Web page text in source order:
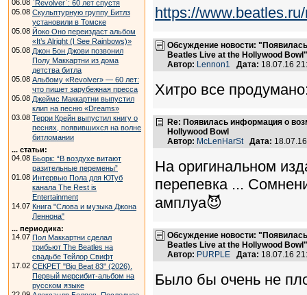
06.08 `Revolver`: 60 лет спустя
05.08 Скульптурную группу Битлз
установили в Томске
05.08 Йоко Оно переиздаст альбом
«It’s Alright (I See Rainbows)»
05.08 Джон Бон Джови позвонил
Полу Маккартни из дома
детства битла
05.08 Альбому «Revolver» — 60 лет:
что пишет зарубежная пресса
05.08 Джеймс Маккартни выпустил
клип на песню «Dreams»
03.08 Терри Крейн выпустил книгу о
песнях, появившихся на волне
битломании
... статьи:
04.08 Бьорк: “В воздухе витают
разительные перемены”
01.08 Интервью Пола для ЮТуб
канала The Rest is
Entertainment
14.07 Книга "Слова и музыка Джона
Леннона"
... периодика:
14.07 Пол Маккартни сделал
трибьют The Beatles на
свадьбе Тейлор Свифт
17.02 СЕКРЕТ "Big Beat 83" (2026).
Первый мерсибит-альбом на
русском языке
https://
Обсуждение новости:
Beatles Live at the Hollywood Bowl"
Автор: Lennon1 Дата: 18.07.16
Хитро все
Re: Появилась информация о
Hollywood Bowl
Автор: McLenHarSt Дата:
На оригинальном
перепевка ...
амплуа😈
Обсуждение новости:
Beatles Live at the Hollywood Bowl"
Автор: PURPLE Дата: 18.07.16
Было бы очень не